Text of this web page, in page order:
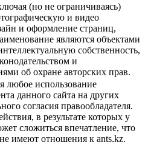
(но не ограничиваясь)
и видео
и оформление страниц,
являются объектами
собственность,
и
об охране авторских прав.
любое использование
данного сайта на других
согласия правообладателя.
в результате которых у
сложиться впечатление, что
имеют отношения к ants.kz.